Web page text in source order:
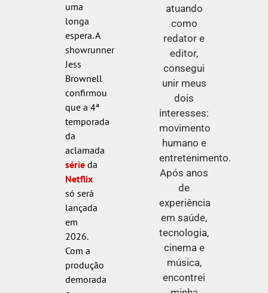
uma
longa
espera. A
showrunner
Jess
Brownell
confirmou
que a 4ª
temporada
da
aclamada
sérieda
Netflix
só será
lançada
em
2026.
Com a
produção
demorada
atuando
como
redator e
editor,
consegui
unir meus
dois
interesses:
movimento
humano e
entretenimento.
Após anos
de
experiência
em saúde,
tecnologia,
cinema e
música,
encontrei